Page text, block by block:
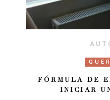
FÓRMULA DE
INICIAR